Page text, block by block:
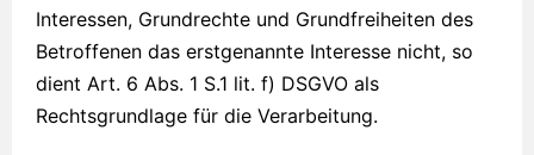
Interessen, Grundrechte und Grundfreiheiten des
Betroffenen das erstgenannte Interesse nicht, so
dient Art. 6 Abs. 1 S.1 lit. f) DSGVO als
Rechtsgrundlage für die Verarbeitung.